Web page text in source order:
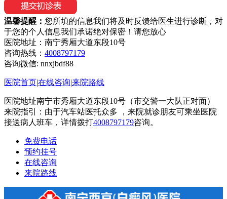
温馨提醒： 您所填的信息我们将及时反馈给医生进行诊断，对
于您的个人信息我们承诺绝对保密！请您放心
医院地址：南宁秀厢大道东段10号
咨询热线： 4008797179
咨询微信: nnxjbdf88
医院首页|在线咨询|来院路线
医院地址南宁市秀厢大道东段10号（市交警一大队正对面）
来院指引：由于汽车站医托众多 ，来院就诊朋友可乘坐医院
接送病人班车，详情拨打4008797179咨询。
免费电话
预约挂号
在线咨询
来院路线